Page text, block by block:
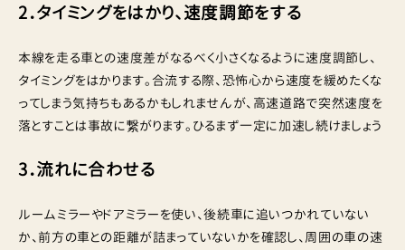
2．タイミングをはかり、速度調節をする
本線を走る車との速度差がなるべく小さくなるように速度調節し、
タイミングをはかります。合流する際、恐怖心から速度を緩めたくな
ってしまう気持ちもあるかもしれませんが、高速道路で突然速度を
落とすことは事故に繋がります。ひるまず一定に加速し続けましょう
3．流れに合わせる
ルームミラーやドアミラーを使い、後続車に追いつかれていない
か、前方の車との距離が詰まっていないかを確認し、周囲の車の速